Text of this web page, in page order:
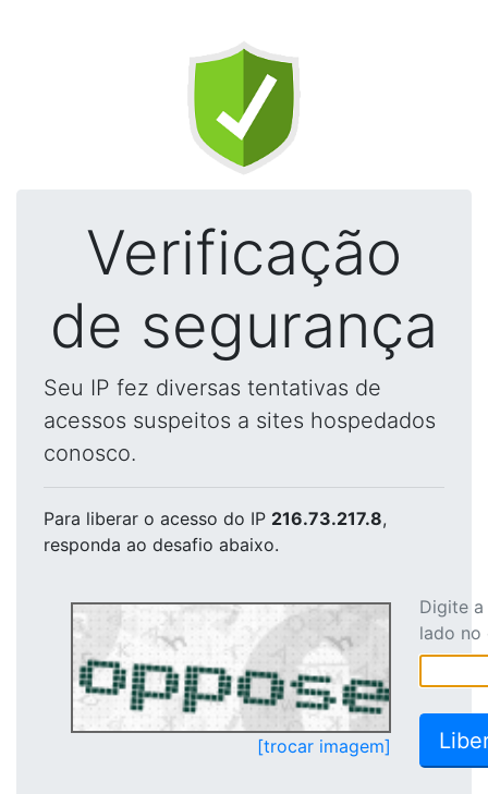
Verificação
de segurança
Seu IP fez diversas tentativas de
acessos suspeitos a sites hospedados
conosco.
Para liberar o acesso do IP 216.73.217.8,
responda ao desafio abaixo.
[trocar imagem]
Digite
lado no